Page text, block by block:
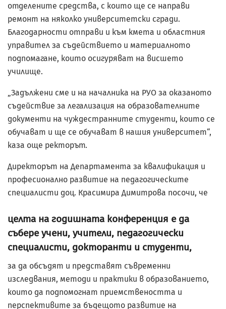
отделените средства, с които ще се направи
ремонт на няколко университетски сгради.
Благодарности отправи и към кмета и областния
управител за съдействието и материалното
подпомагане, които осигуряват на висшето
училище.
„Задължени сме и на началника на РУО за оказаното
съдействие за легализация на образователните
документи на чуждестранните студенти, които се
обучават и ще се обучават в нашия университет“,
каза още ректорът.
Директорът на Департамента за квалификация и
професионално развитие на педагогическите
специалисти доц. Красимира Димитрова посочи, че
целта на годишната конференция е да
събере учени, учители, педагогически
специалисти, докторанти и студенти,
за да обсъдят и представят съвременни
изследвания, методи и практики в образованието,
които да подпомогнат приемствеността и
перспективите за бъдещото развитие на